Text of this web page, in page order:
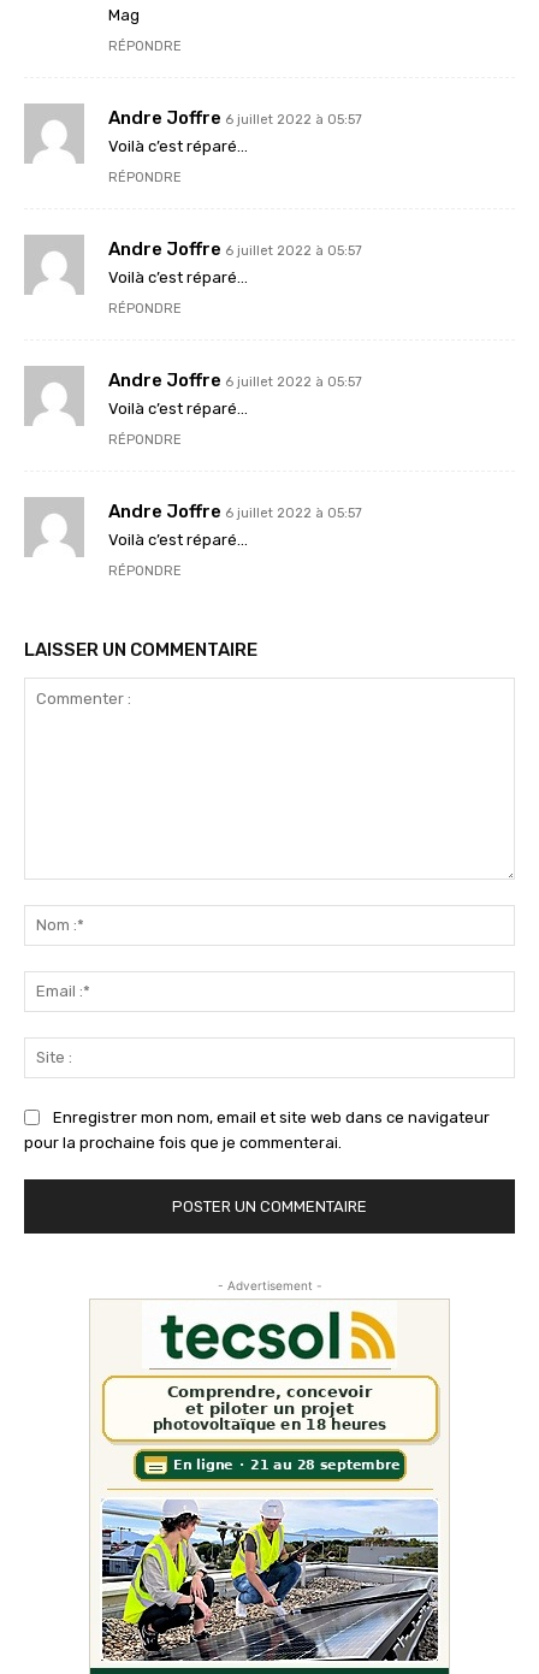
Mag
RÉPONDRE
Andre Joffre 6 juillet 2022 à 05:57
Voilà c’est réparé…
RÉPONDRE
Andre Joffre 6 juillet 2022 à 05:57
Voilà c’est réparé…
RÉPONDRE
Andre Joffre 6 juillet 2022 à 05:57
Voilà c’est réparé…
RÉPONDRE
Andre Joffre 6 juillet 2022 à 05:57
Voilà c’est réparé…
RÉPONDRE
LAISSER UN COMMENTAIRE
Enregistrer mon nom, email et site web dans ce navigateur
pour la prochaine fois que je commenterai.
- Advertisement -